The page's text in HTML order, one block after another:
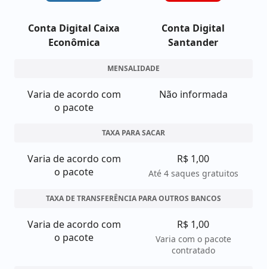
Conta Digital Caixa
Econômica
Conta Digital
Santander
MENSALIDADE
Varia de acordo com
o pacote
Não informada
TAXA PARA SACAR
Varia de acordo com
o pacote
R$ 1,00
Até 4 saques gratuitos
TAXA DE TRANSFERÊNCIA PARA OUTROS BANCOS
Varia de acordo com
o pacote
R$ 1,00
Varia com o pacote
contratado